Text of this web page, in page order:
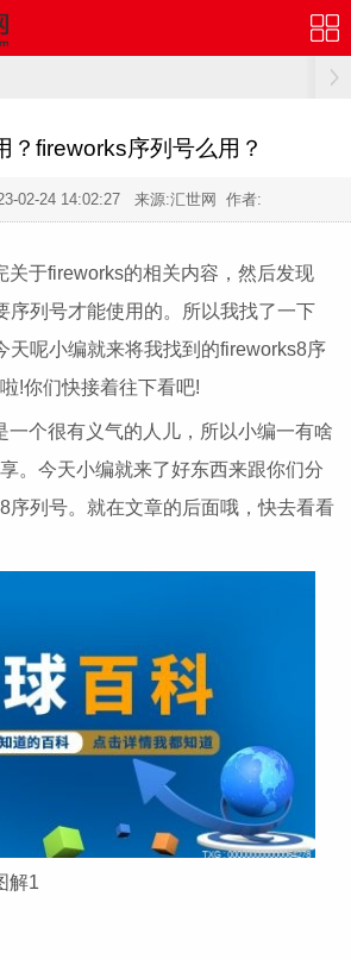
？fireworks序列号么用？
02-24 14:02:27 来源:汇世网 作者:
关于fireworks的相关内容，然后发现
序列号才能使用的。所以我找了一下
天呢小编就来将我找到的fireworks8序
!你们快接着往下看吧!
一个很有义气的人儿，所以小编一有啥
。今天小编就来了好东西来跟你们分
序列号。就在文章的后面哦，快去看看
解1